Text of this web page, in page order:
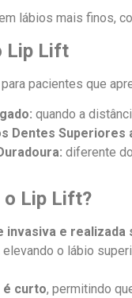
lábios mais finos,
Lip Lift
pacientes que
quando a
Dentes Superiores
diferente
o Lip Lift?
invasiva e realizada
o lábio
é curto, permitindo